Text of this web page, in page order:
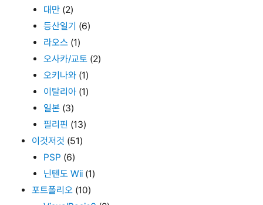
대만 (2)
등산일기 (6)
라오스 (1)
오사카/교토 (2)
오키나와 (1)
이탈리아 (1)
일본 (3)
필리핀 (13)
이것저것 (51)
PSP (6)
닌텐도 Wii (1)
포트폴리오 (10)